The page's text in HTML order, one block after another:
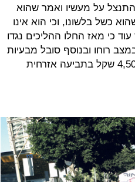
על מעשיו ואמר שהוא
כשל בלשונו, וכי הוא אינו
כי מאז החלו ההליכים נגדו
רוחו ובנוסף סובל מבעיות
כלכליות. בין השאר, לאחר שנדרש לשלם פיצוי של 4,500 שקל בתביעה אזרחית